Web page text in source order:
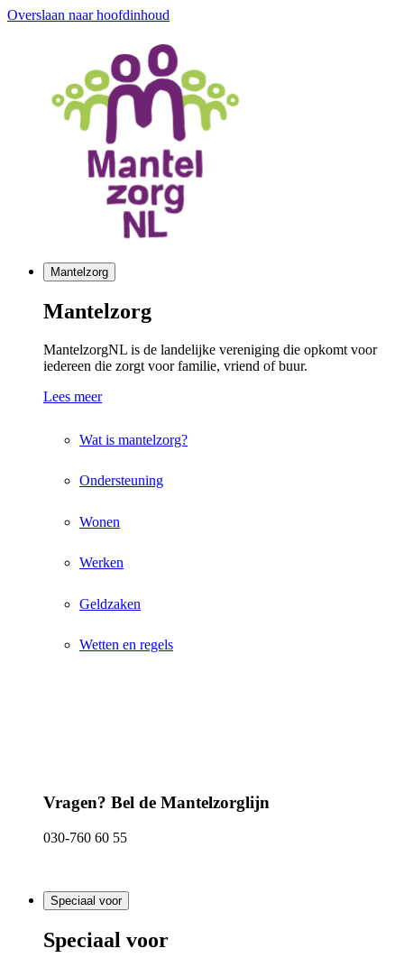
Overslaan naar hoofdinhoud
Mantelzorg
Mantelzorg
MantelzorgNL is de landelijke vereniging die opkomt voor
iedereen die zorgt voor familie, vriend of buur.
Lees meer
Wat is mantelzorg?
Ondersteuning
Wonen
Werken
Geldzaken
Wetten en regels
Vragen? Bel de Mantelzorglijn
030-760 60 55
Speciaal voor
Speciaal voor